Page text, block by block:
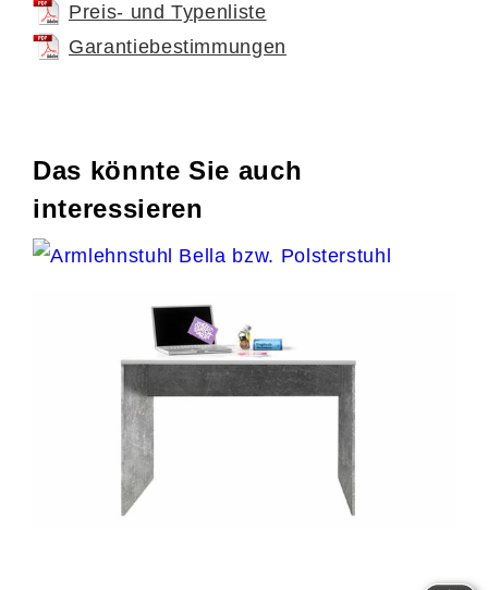
Gestalte deine Wohnkombination ganz nach
deinem Stil: Du hast die Wahl zwischen zwei
integrieren und mit einer LED-Beleuchtung
kombinieren – für stimmungsvolle
Ambiente.
Planungstipps für dein Zuhause
Dank ihres modularen Aufbaus lässt sich die
Interliving Wohnzimmer Serie 2110 flexibel
planen und individuell anpassen – egal ob
Preis- und Typenliste
Garantiebestimmungen
Das könnte Sie auch
interessieren